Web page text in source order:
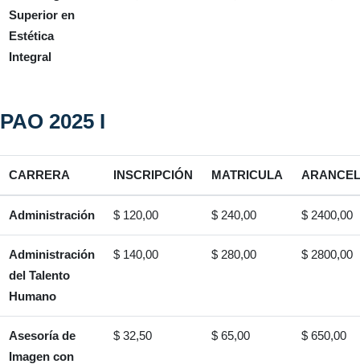
Superior en
Estética
Integral
PAO 2025 I
CARRERA INSCRIPCIÓN MATRICULA
Administración $ 120,00 $ 240,00 $ 2400,00
Administración
del Talento
Humano
$ 140,00 $ 280,00 $ 2800,00
Asesoría de
Imagen con
$ 32,50 $ 65,00 $ 650,00